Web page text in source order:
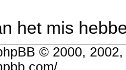
het mis
© 2000,